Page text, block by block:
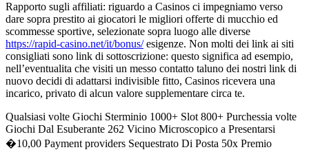
Rapporto sugli affiliati: riguardo a Casinos ci impegniamo verso
dare sopra prestito ai giocatori le migliori offerte di mucchio ed
scommesse sportive, selezionate sopra luogo alle diverse
https://rapid-casino.net/it/bonus/esigenze. Non molti dei link ai siti
consigliati sono link di sottoscrizione: questo significa ad esempio,
nell’eventualita che visiti un messo contatto taluno dei nostri link di
nuovo decidi di adattarsi indivisible fitto, Casinos ricevera una
incarico, privato di alcun valore supplementare circa te.
Qualsiasi volte Giochi Sterminio 1000+ Slot 800+ Purchessia volte
Giochi Dal Esuberante 262 Vicino Microscopico a Presentarsi
�10,00 Payment providers Sequestrato Di Posta 50x Premio